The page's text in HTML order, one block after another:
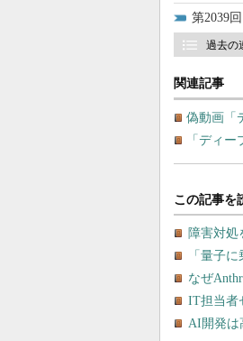
2039
過去の
関連記事
偽動画「
「ディ